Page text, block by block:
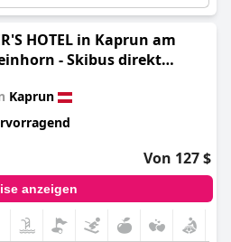
HOTEL in Kaprun am
- Skibus direkt
HOTEL in Kaprun -
Summer Card)
Kaprun
Von 127 $
anzeigen